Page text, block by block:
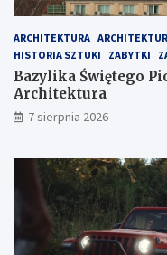
l
a
b
r
i
i
c
h
i
t
e
k
t
ARCHITEKTURA
HISTORIA SZTUKI
ZABYTKI
Bazylika Świętego
Architektura
7 sierpnia 2026